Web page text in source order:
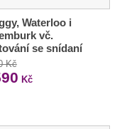
Waterloo i
vč.
se snídaní
Kč
Kč